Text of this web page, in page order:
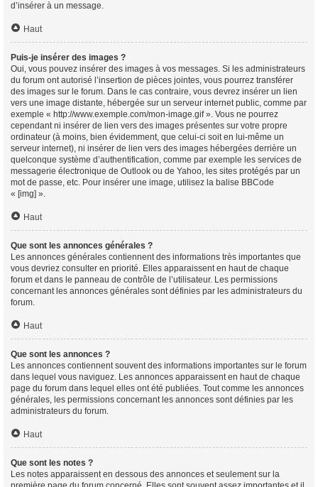
d’insérer à un message.
Haut
Puis-je insérer des images ?
Oui, vous pouvez insérer des images à vos messages. Si les administrateurs
du forum ont autorisé l’insertion de pièces jointes, vous pourrez transférer
des images sur le forum. Dans le cas contraire, vous devrez insérer un lien
vers une image distante, hébergée sur un serveur internet public, comme par
exemple « http://www.exemple.com/mon-image.gif ». Vous ne pourrez
cependant ni insérer de lien vers des images présentes sur votre propre
ordinateur (à moins, bien évidemment, que celui-ci soit en lui-même un
serveur internet), ni insérer de lien vers des images hébergées derrière un
quelconque système d’authentification, comme par exemple les services de
messagerie électronique de Outlook ou de Yahoo, les sites protégés par un
mot de passe, etc. Pour insérer une image, utilisez la balise BBCode
« [img] ».
Haut
Que sont les annonces générales ?
Les annonces générales contiennent des informations très importantes que
vous devriez consulter en priorité. Elles apparaissent en haut de chaque
forum et dans le panneau de contrôle de l’utilisateur. Les permissions
concernant les annonces générales sont définies par les administrateurs du
forum.
Haut
Que sont les annonces ?
Les annonces contiennent souvent des informations importantes sur le forum
dans lequel vous naviguez. Les annonces apparaissent en haut de chaque
page du forum dans lequel elles ont été publiées. Tout comme les annonces
générales, les permissions concernant les annonces sont définies par les
administrateurs du forum.
Haut
Que sont les notes ?
Les notes apparaissent en dessous des annonces et seulement sur la